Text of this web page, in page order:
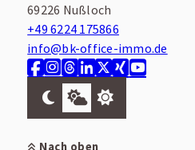
69226 Nußloch
+49 6224 175866
info@bk-office-immo.de
Nach oben